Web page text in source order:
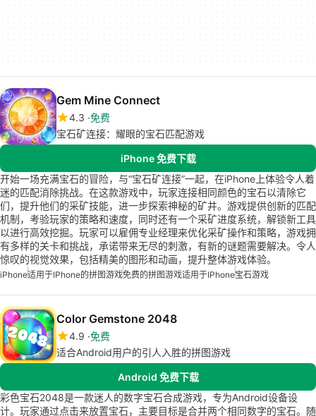
Gem Mine Connect
4.3 免费
宝石矿连接：耀眼的宝石匹配游戏
iPhone 免费下载
开始一场充满宝石的冒险，与“宝石矿连接”一起，在iPhone上体验令人着
迷的匹配消除挑战。在这款游戏中，玩家连接相同颜色的宝石以清除它
们，提升他们的采矿技能，进一步探索神秘的矿井。游戏提供创新的匹配
机制，考验玩家的策略和速度，同时还有一个采矿进度系统，解锁新工具
以进行高效挖掘。玩家可以雇佣专业经理来优化采矿操作和策略，游戏拥
有多样的关卡和挑战，承诺带来无尽的刺激，有新的谜题需要解决。令人
惊叹的视觉效果，包括精美的图形和动画，提升整体游戏体验。
iPhone适用于iPhone的拼图游戏免费的拼图游戏适用于iPhone宝石游戏
Color Gemstone 2048
4.9 免费
适合Android用户的引人入胜的拼图游戏
Android 免费下载
彩色宝石2048是一款迷人的数字宝石合成游戏，专为Android设备设
计。玩家通过点击来放置宝石，主要目标是合并两个相同数字的宝石。随